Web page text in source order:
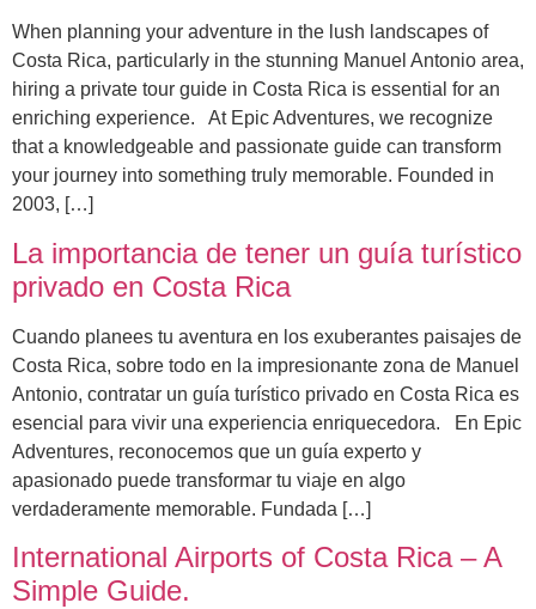
When planning your adventure in the lush landscapes of
Costa Rica, particularly in the stunning Manuel Antonio area,
hiring a private tour guide in Costa Rica is essential for an
enriching experience. At Epic Adventures, we recognize
that a knowledgeable and passionate guide can transform
your journey into something truly memorable. Founded in
2003, […]
La importancia de tener un guía turístico
privado en Costa Rica
Cuando planees tu aventura en los exuberantes paisajes de
Costa Rica, sobre todo en la impresionante zona de Manuel
Antonio, contratar un guía turístico privado en Costa Rica es
esencial para vivir una experiencia enriquecedora. En Epic
Adventures, reconocemos que un guía experto y
apasionado puede transformar tu viaje en algo
verdaderamente memorable. Fundada […]
International Airports of Costa Rica – A
Simple Guide.